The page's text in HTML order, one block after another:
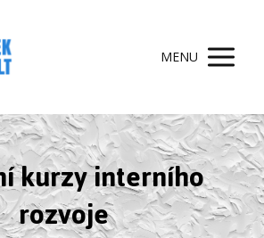
MENU
kurzy interního
rozvoje